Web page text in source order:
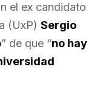
el ex candidato
(UxP) Sergio
” de que “no hay